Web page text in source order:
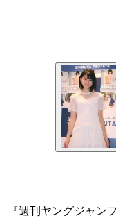
週刊ヤングジャ